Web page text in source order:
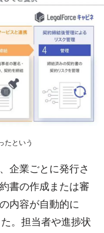
たという
企業ごとに発行さ
書の作成または審
内容が自動的に
。担当者や進捗状